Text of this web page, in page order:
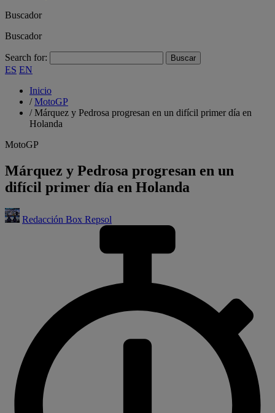
Buscador
Buscador
Search for:
ES EN
Inicio
/MotoGP
/Márquez y Pedrosa progresan en un difícil primer día en
Holanda
MotoGP
Márquez y Pedrosa progresan en un
difícil primer día en Holanda
Redacción Box Repsol